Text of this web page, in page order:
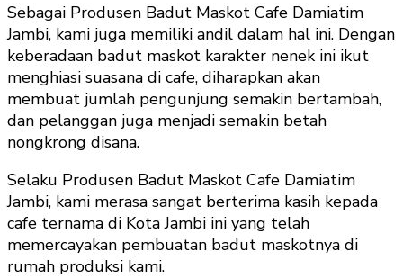
Sebagai Produsen Badut Maskot Cafe Damiatim
Jambi, kami juga memiliki andil dalam hal ini. Dengan
keberadaan badut maskot karakter nenek ini ikut
menghiasi suasana di cafe, diharapkan akan
membuat jumlah pengunjung semakin bertambah,
dan pelanggan juga menjadi semakin betah
nongkrong disana.
Selaku Produsen Badut Maskot Cafe Damiatim
Jambi, kami merasa sangat berterima kasih kepada
cafe ternama di Kota Jambi ini yang telah
memercayakan pembuatan badut maskotnya di
rumah produksi kami.